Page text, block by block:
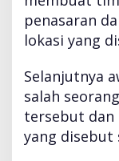
penasaran
lokasi yang
Selanjutnya
salah
tersebut dan
yang disebut